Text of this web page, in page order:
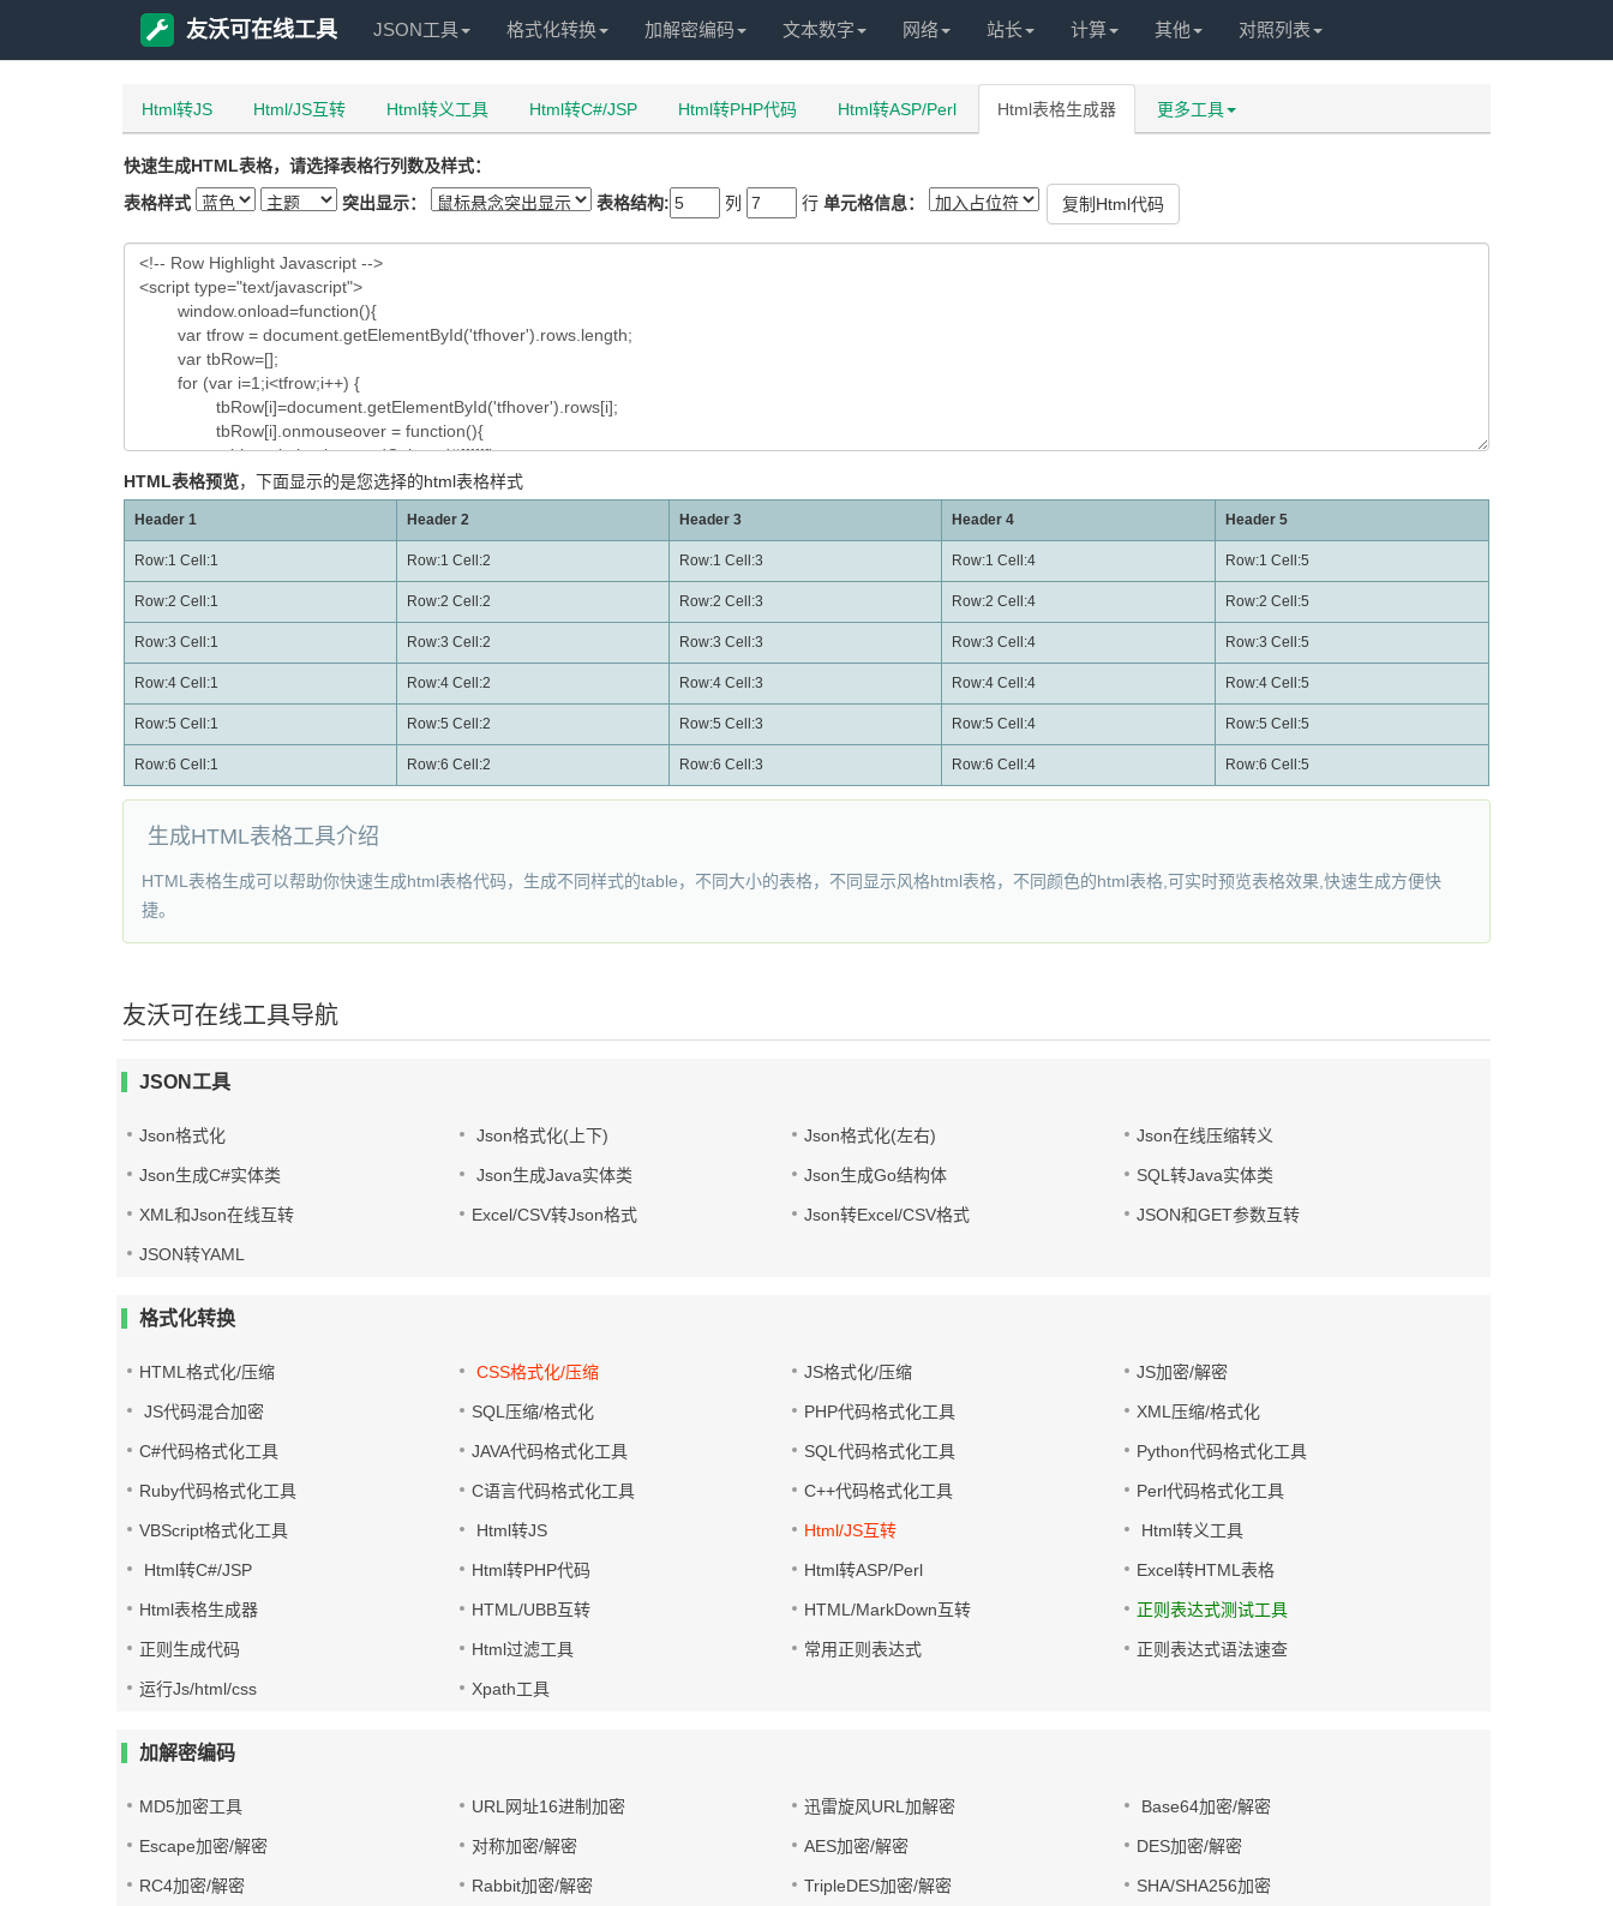
友沃可在线工具 JSON工具 格式化转换 加解密编码 文本数字 网络 站长 计算 其他 对照列表
Html转JS Html/JS互转 Html转义工具 Html转C#/JSP Html转PHP代码 Html转ASP/Perl Html表格生成器 更多工具
快速生成HTML表格，请选择表格行列数及样式：
表格样式
突出显示： 表格结构: 列 行 单元格信息： 复制Html代码
HTML表格预览，下面显示的是您选择的html表格样式
Header 1 Header 2 Header 3 Header 4 Header 5
Row:1 Cell:1 Row:1 Cell:2 Row:1 Cell:3 Row:1 Cell:4 Row:1 Cell:5
Row:2 Cell:1 Row:2 Cell:2 Row:2 Cell:3 Row:2 Cell:4 Row:2 Cell:5
Row:3 Cell:1 Row:3 Cell:2 Row:3 Cell:3 Row:3 Cell:4 Row:3 Cell:5
Row:4 Cell:1 Row:4 Cell:2 Row:4 Cell:3 Row:4 Cell:4 Row:4 Cell:5
Row:5 Cell:1 Row:5 Cell:2 Row:5 Cell:3 Row:5 Cell:4 Row:5 Cell:5
Row:6 Cell:1 Row:6 Cell:2 Row:6 Cell:3 Row:6 Cell:4 Row:6 Cell:5
生成HTML表格工具介绍
HTML表格生成可以帮助你快速生成html表格代码，生成不同样式的table，不同大小的表格，不同显示风格html表格，不同颜色的html表格,可实时预览表格效果,快速生成方便快
捷。
友沃可在线工具导航
JSON工具
Json格式化 Json格式化(上下) Json格式化(左右) Json在线压缩转义
Json生成C#实体类 Json生成Java实体类 Json生成Go结构体 SQL转Java实体类
XML和Json在线互转 Excel/CSV转Json格式 Json转Excel/CSV格式 JSON和GET参数互转
JSON转YAML
格式化转换
HTML格式化/压缩 CSS格式化/压缩 JS格式化/压缩 JS加密/解密
JS代码混合加密 SQL压缩/格式化 PHP代码格式化工具 XML压缩/格式化
C#代码格式化工具 JAVA代码格式化工具 SQL代码格式化工具 Python代码格式化工具
Ruby代码格式化工具 C语言代码格式化工具 C++代码格式化工具 Perl代码格式化工具
VBScript格式化工具 Html转JS Html/JS互转 Html转义工具
Html转C#/JSP Html转PHP代码 Html转ASP/Perl Excel转HTML表格
Html表格生成器 HTML/UBB互转 HTML/MarkDown互转 正则表达式测试工具
正则生成代码 Html过滤工具 常用正则表达式 正则表达式语法速查
运行Js/html/css Xpath工具
加解密编码
MD5加密工具 URL网址16进制加密 迅雷旋风URL加解密 Base64加密/解密
Escape加密/解密 对称加密/解密 AES加密/解密 DES加密/解密
RC4加密/解密 Rabbit加密/解密 TripleDES加密/解密 SHA/SHA256加密